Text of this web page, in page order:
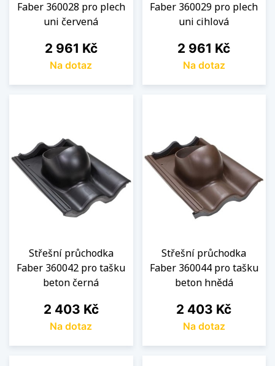
Faber 360028 pro plech
uni červená
Cena
2 961 Kč
Na dotaz
Faber 360029 pro plech
uni cihlová
Cena
2 961 Kč
Na dotaz
Střešní průchodka
Faber 360042 pro tašku
beton černá
Cena
2 403 Kč
Na dotaz
Střešní průchodka
Faber 360044 pro tašku
beton hnědá
Cena
2 403 Kč
Na dotaz